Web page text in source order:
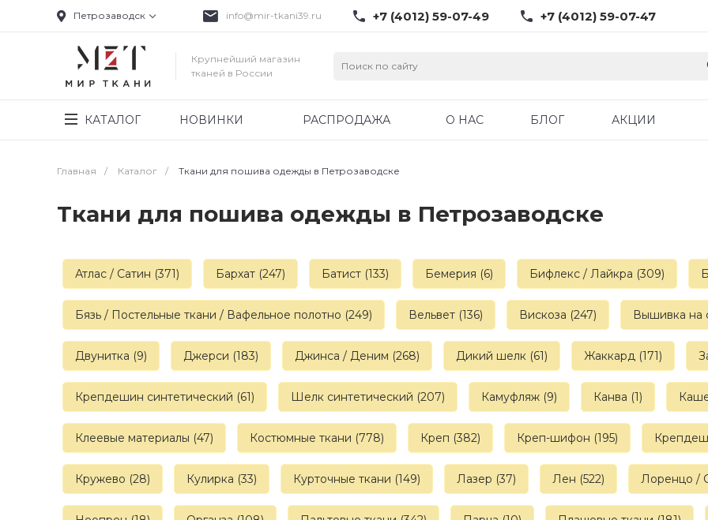
Петрозаводск info@mir-tkani39.ru +7 (4012) 59-07-49 +7 (4012) 59-07-47
Крупнейший магазин
тканей в России
КАТАЛОГ НОВИНКИ РАСПРОДАЖА О НАС БЛОГ АКЦИИ
Главная / Каталог / Ткани для пошива одежды в Петрозаводске
Ткани для пошива одежды в Петрозаводске
Атлас / Cатин (371) Бархат (247) Батист (133) Бемерия (6) Бифлекс / Лайкра (309)
Бязь / Постельные ткани / Вафельное полотно (249) Вельвет (136) Вискоза (247) Вышивка на
Двунитка (9) Джерси (183) Джинса / Деним (268) Дикий шелк (61) Жаккард (171)
Крепдешин синтетический (61) Шелк синтетический (207) Камуфляж (9) Канва (1)
Клеевые материалы (47) Костюмные ткани (778) Креп (382) Креп-шифон (195)
Кружево (28) Кулирка (33) Курточные ткани (149) Лазер (37) Лен (522) Лоренцо /